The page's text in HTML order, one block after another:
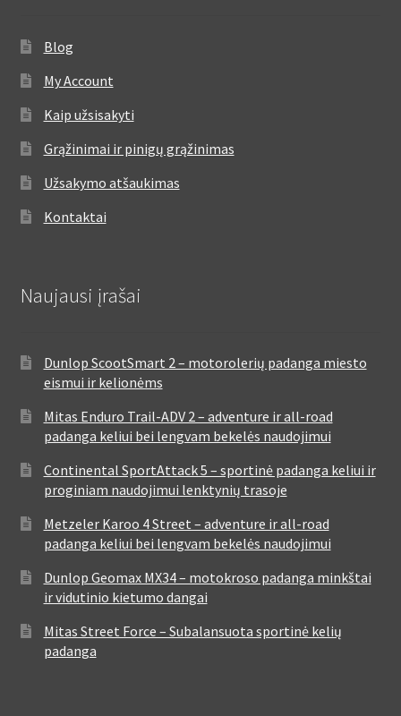
Blog
My Account
Kaip užsisakyti
Grąžinimai ir pinigų grąžinimas
Užsakymo atšaukimas
Kontaktai
Naujausi įrašai
Dunlop ScootSmart 2 – motorolerių padanga miesto
eismui ir kelionėms
Mitas Enduro Trail-ADV 2 – adventure ir all-road
padanga keliui bei lengvam bekelės naudojimui
Continental SportAttack 5 – sportinė padanga keliui ir
proginiam naudojimui lenktynių trasoje
Metzeler Karoo 4 Street – adventure ir all-road
padanga keliui bei lengvam bekelės naudojimui
Dunlop Geomax MX34 – motokroso padanga minkštai
ir vidutinio kietumo dangai
Mitas Street Force – Subalansuota sportinė kelių
padanga